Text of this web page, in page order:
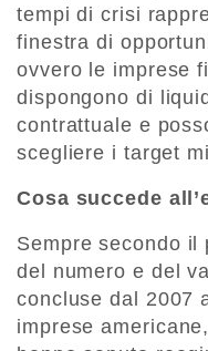
tempi di crisi
finestra di
ovvero le imprese
dispongono di
contrattuale e
scegliere i target
Cosa succede
Sempre secondo il
del numero e del
concluse dal 2007
imprese